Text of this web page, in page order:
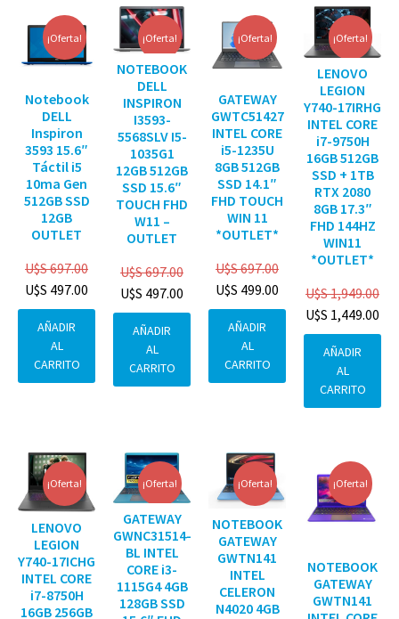
¡Oferta!
Notebook
DELL
Inspiron
3593 15.6″
Táctil i5
10ma Gen
512GB SSD
12GB
OUTLET
U$S697.00
U$S 497.00
AÑADIR
AL
CARRITO
¡Oferta!
NOTEBOOK
DELL
INSPIRON
I3593-
5568SLV I5-
1035G1
12GB 512GB
SSD 15.6″
TOUCH FHD
W11 –
OUTLET
U$S697.00
U$S 497.00
AÑADIR
AL
CARRITO
¡Oferta!
GATEWAY
GWTC51427
INTEL CORE
i5-1235U
8GB 512GB
SSD 14.1″
FHD TOUCH
WIN 11
*OUTLET*
U$S697.00
U$S 499.00
AÑADIR
AL
CARRITO
¡Oferta!
LENOVO
LEGION
Y740-17IRHG
INTEL CORE
i7-9750H
16GB 512GB
SSD + 1TB
RTX 2080
8GB 17.3″
FHD 144HZ
WIN11
*OUTLET*
U$S1,949.00
U$S 1,449.00
AÑADIR
AL
CARRITO
¡Oferta!
LENOVO
LEGION
Y740-17ICHG
INTEL CORE
i7-8750H
16GB 256GB
¡Oferta!
GATEWAY
GWNC31514-
BL INTEL
CORE i3-
1115G4 4GB
128GB SSD
¡Oferta!
NOTEBOOK
GATEWAY
GWTN141
INTEL
CELERON
N4020 4GB
¡Oferta!
NOTEBOOK
GATEWAY
GWTN141